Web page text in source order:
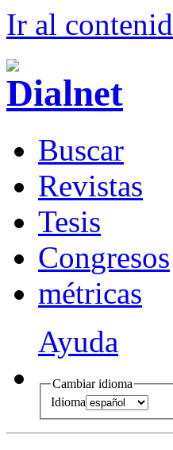
Ir al contenid
Buscar
Revistas
Tesis
Congresos
métricas
Ayuda
Cambiar idioma
Idioma